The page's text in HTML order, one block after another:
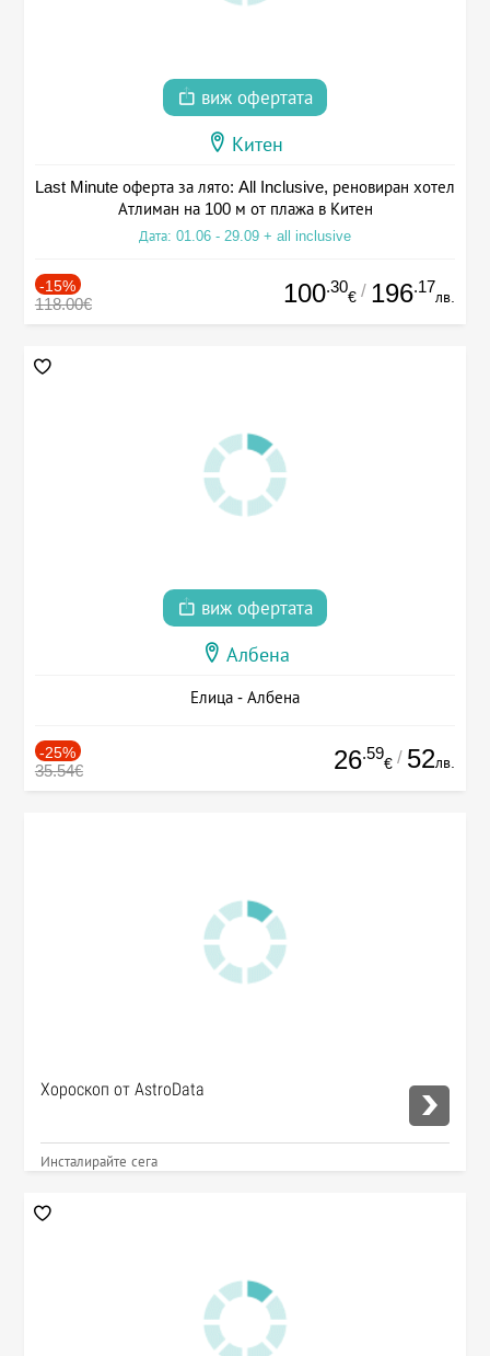
виж офертата
Китен
Last Minute оферта за лято: All Inclusive, реновиран хотел
Атлиман на 100 м от плажа в Китен
Дата: 01.06 - 29.09 + all inclusive
-15%
118.00€ 100.30
€ / 196.17
лв.
виж офертата
Албена
Елица - Албена
-25%
35.54€ 26.59
€ / 52лв.
Хороскоп от AstroData
Инсталирайте сега